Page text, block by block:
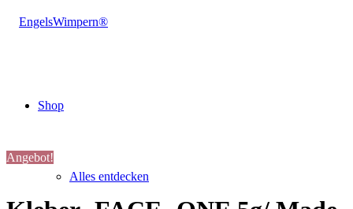
Shop
Alles entdecken
Angebot!